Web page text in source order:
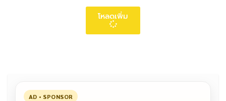
โหลดเพิ่ม
AD • SPONSOR